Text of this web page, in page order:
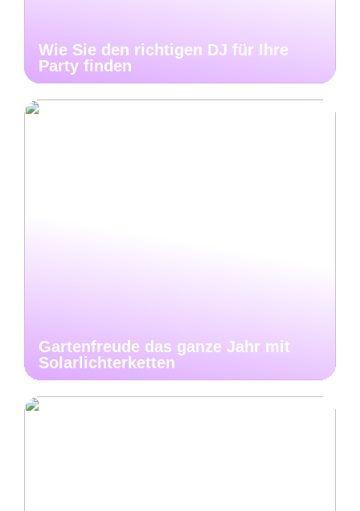
Wie Sie den richtigen DJ für Ihre
Party finden
Gartenfreude das ganze Jahr mit
Solarlichterketten